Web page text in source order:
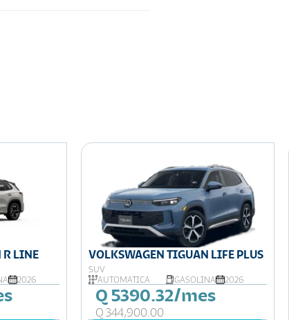
R LINE
2026
VOLKSWAGEN TIGUAN LIFE PLUS
SUV
AUTOMÁTICA
GASOLINA 2026
Q 5390.32/mes
Q 344,900.00